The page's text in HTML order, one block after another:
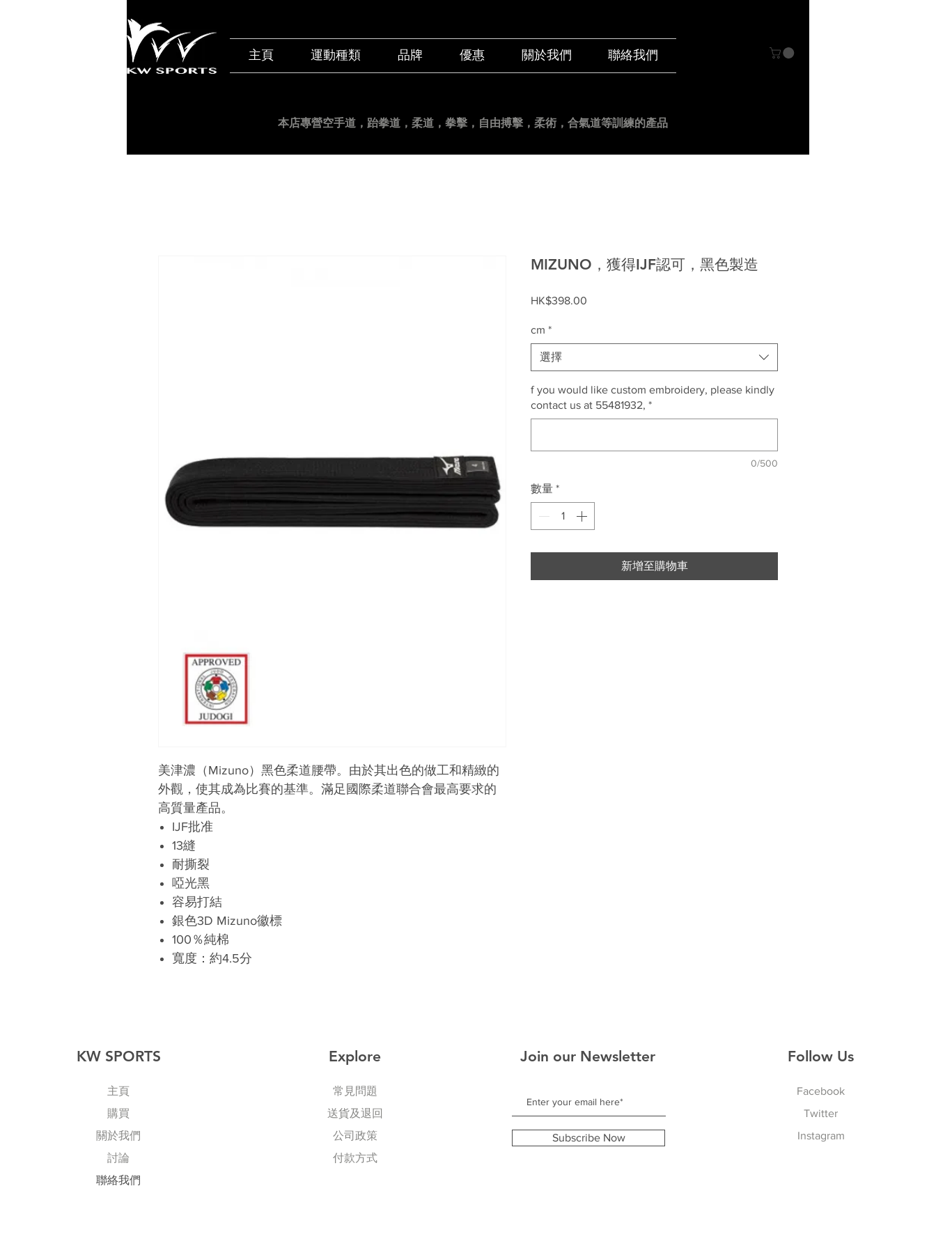
主頁 運動種類 品牌 優惠 關於我們 聯絡我們
本店專營空手道，跆拳道，柔道，拳擊，自由搏擊，柔術，合氣道等訓練的產品
美津濃（Mizuno）黑色柔道腰帶。由於其出色的做工和精緻的
外觀，使其成為比賽的基準。滿足國際柔道聯合會最高要求的
高質量產品。
IJF批准
13縫
耐撕裂
啞光黑
容易打結
銀色3D Mizuno徽標
100％純棉
寬度：約4.5分
MIZUNO，獲得IJF認可，黑色製造
HK$398.00
cm *
選擇
f you would like custom embroidery, please kindly
contact us at 55481932, *
0/500
數量 *
新增至購物車
KW SPORTS
主頁
購買
關於我們
討論
​聯絡我們
Explore
常見問題
送貨及退回
公司政策
​付款方式
Join our Newsletter
Subscribe Now
Follow Us
Facebook
Twitter
Instagram